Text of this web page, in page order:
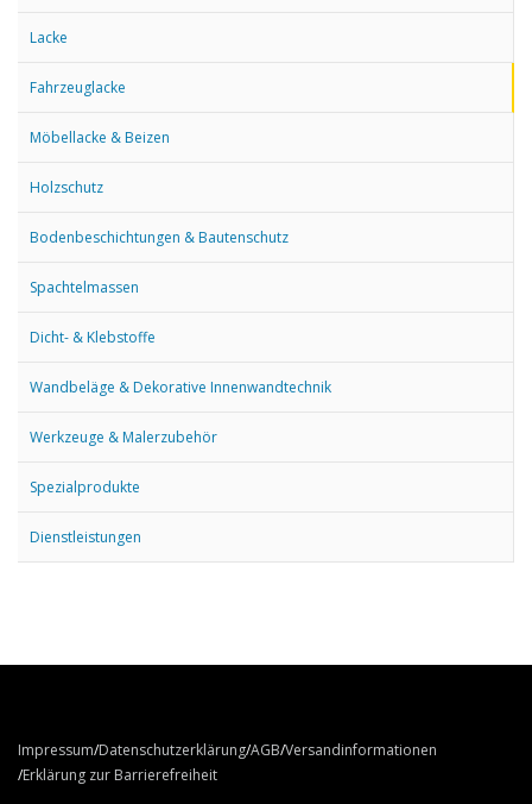
Lacke
Fahrzeuglacke
Möbellacke & Beizen
Holzschutz
Bodenbeschichtungen & Bautenschutz
Spachtelmassen
Dicht- & Klebstoffe
Wandbeläge & Dekorative Innenwandtechnik
Werkzeuge & Malerzubehör
Spezialprodukte
Dienstleistungen
Impressum Datenschutzerklärung AGB Versandinformationen
Erklärung zur Barrierefreiheit